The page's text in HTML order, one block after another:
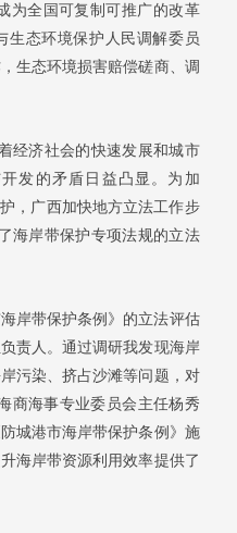
为全国可复制可推广的改革
生态环境保护人民调解委员
生态环境损害赔偿磋商、调
经济社会的快速发展和城市
发的矛盾日益凸显。为加
，广西加快地方立法工作步
海岸带保护专项法规的立法
岸带保护条例》的立法评估
责人。通过调研我发现海岸
污染、挤占沙滩等问题，对
商海事专业委员会主任杨秀
城港市海岸带保护条例》施
海岸带资源利用效率提供了